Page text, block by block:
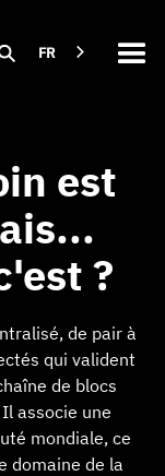
FR
est
?
de pair à
qui valident
de blocs
associe une
mondiale, ce
domaine de la